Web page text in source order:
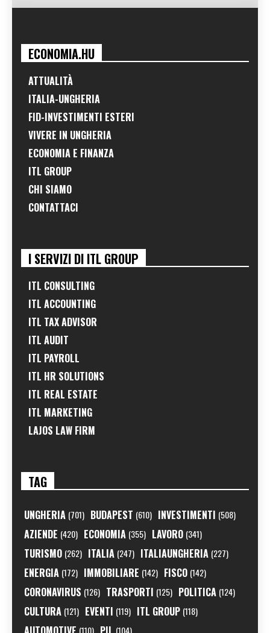
ECONOMIA.HU
ATTUALITÀ
ITALIA-UNGHERIA
FID-INVESTIMENTI ESTERI
VIVERE IN UNGHERIA
ECONOMIA E FINANZA
ITL GROUP
CHI SIAMO
CONTATTACI
I SERVIZI DI ITL GROUP
ITL CONSULTING
ITL ACCOUNTING
ITL TAX ADVISOR
ITL AUDIT
ITL PAYROLL
ITL HR SOLUTIONS
ITL REAL ESTATE
ITL MARKETING
LAJOS LAW FIRM
TAG
UNGHERIA (701) BUDAPEST (610) INVESTIMENTI (508)
AZIENDE (420) ECONOMIA (355) LAVORO (341)
TURISMO (262) ITALIA (247) ITALIAUNGHERIA (227)
ENERGIA (172) IMMOBILIARE (142) FISCO (142)
CORONAVIRUS (126) TRASPORTI (125) POLITICA (124)
CULTURA (121) EVENTI (119) ITL GROUP (118)
(110) (104)